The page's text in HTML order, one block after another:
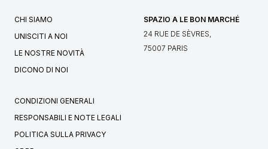
CHI SIAMO
UNISCITI A NOI
LE NOSTRE NOVITÀ
DICONO DI NOI
SPAZIO A LE BON MARCHÉ
24 RUE DE SÈVRES,
75007 PARIS
CONDIZIONI GENERALI
RESPONSABILI E NOTE LEGALI
POLITICA SULLA PRIVACY